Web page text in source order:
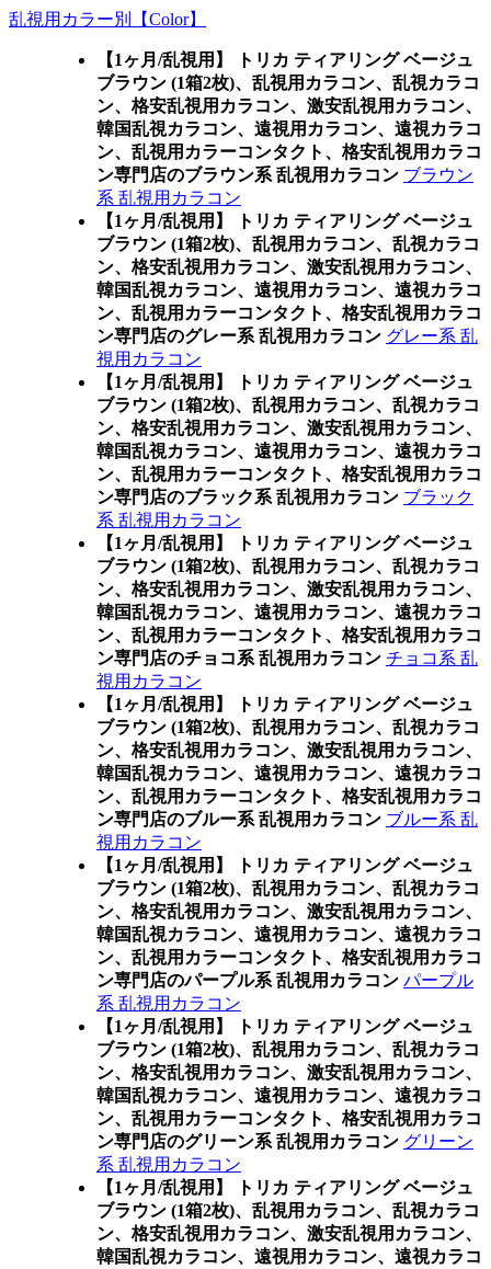
乱視用カラー別【Color】
【1ヶ月/乱視用】 トリカ ティアリング ベージュ
ブラウン (1箱2枚)、乱視用カラコン、乱視カラコ
ン、格安乱視用カラコン、激安乱視用カラコン、
韓国乱視カラコン、遠視用カラコン、遠視カラコ
ン、乱視用カラーコンタクト、格安乱視用カラコ
ン専門店のブラウン系 乱視用カラコン ブラウン
系 乱視用カラコン
【1ヶ月/乱視用】 トリカ ティアリング ベージュ
ブラウン (1箱2枚)、乱視用カラコン、乱視カラコ
ン、格安乱視用カラコン、激安乱視用カラコン、
韓国乱視カラコン、遠視用カラコン、遠視カラコ
ン、乱視用カラーコンタクト、格安乱視用カラコ
ン専門店のグレー系 乱視用カラコン グレー系 乱
視用カラコン
【1ヶ月/乱視用】 トリカ ティアリング ベージュ
ブラウン (1箱2枚)、乱視用カラコン、乱視カラコ
ン、格安乱視用カラコン、激安乱視用カラコン、
韓国乱視カラコン、遠視用カラコン、遠視カラコ
ン、乱視用カラーコンタクト、格安乱視用カラコ
ン専門店のブラック系 乱視用カラコン ブラック
系 乱視用カラコン
【1ヶ月/乱視用】 トリカ ティアリング ベージュ
ブラウン (1箱2枚)、乱視用カラコン、乱視カラコ
ン、格安乱視用カラコン、激安乱視用カラコン、
韓国乱視カラコン、遠視用カラコン、遠視カラコ
ン、乱視用カラーコンタクト、格安乱視用カラコ
ン専門店のチョコ系 乱視用カラコン チョコ系 乱
視用カラコン
【1ヶ月/乱視用】 トリカ ティアリング ベージュ
ブラウン (1箱2枚)、乱視用カラコン、乱視カラコ
ン、格安乱視用カラコン、激安乱視用カラコン、
韓国乱視カラコン、遠視用カラコン、遠視カラコ
ン、乱視用カラーコンタクト、格安乱視用カラコ
ン専門店のブルー系 乱視用カラコン ブルー系 乱
視用カラコン
【1ヶ月/乱視用】 トリカ ティアリング ベージュ
ブラウン (1箱2枚)、乱視用カラコン、乱視カラコ
ン、格安乱視用カラコン、激安乱視用カラコン、
韓国乱視カラコン、遠視用カラコン、遠視カラコ
ン、乱視用カラーコンタクト、格安乱視用カラコ
ン専門店のパープル系 乱視用カラコン パープル
系 乱視用カラコン
【1ヶ月/乱視用】 トリカ ティアリング ベージュ
ブラウン (1箱2枚)、乱視用カラコン、乱視カラコ
ン、格安乱視用カラコン、激安乱視用カラコン、
韓国乱視カラコン、遠視用カラコン、遠視カラコ
ン、乱視用カラーコンタクト、格安乱視用カラコ
ン専門店のグリーン系 乱視用カラコン グリーン
系 乱視用カラコン
【1ヶ月/乱視用】 トリカ ティアリング ベージュ
ブラウン (1箱2枚)、乱視用カラコン、乱視カラコ
ン、格安乱視用カラコン、激安乱視用カラコン、
韓国乱視カラコン、遠視用カラコン、遠視カラコ